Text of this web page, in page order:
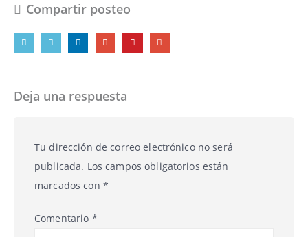
Compartir posteo
Deja una respuesta
Tu dirección de correo electrónico no será
publicada. Los campos obligatorios están
marcados con *
Comentario *